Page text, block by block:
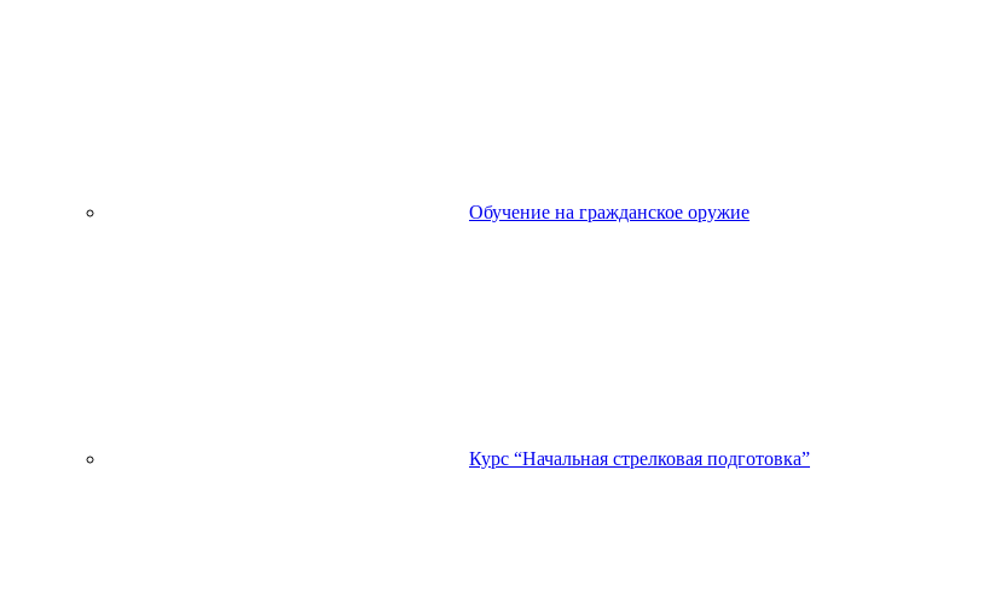
Обучение на гражданское оружие
Курс “Начальная стрелковая подготовка”